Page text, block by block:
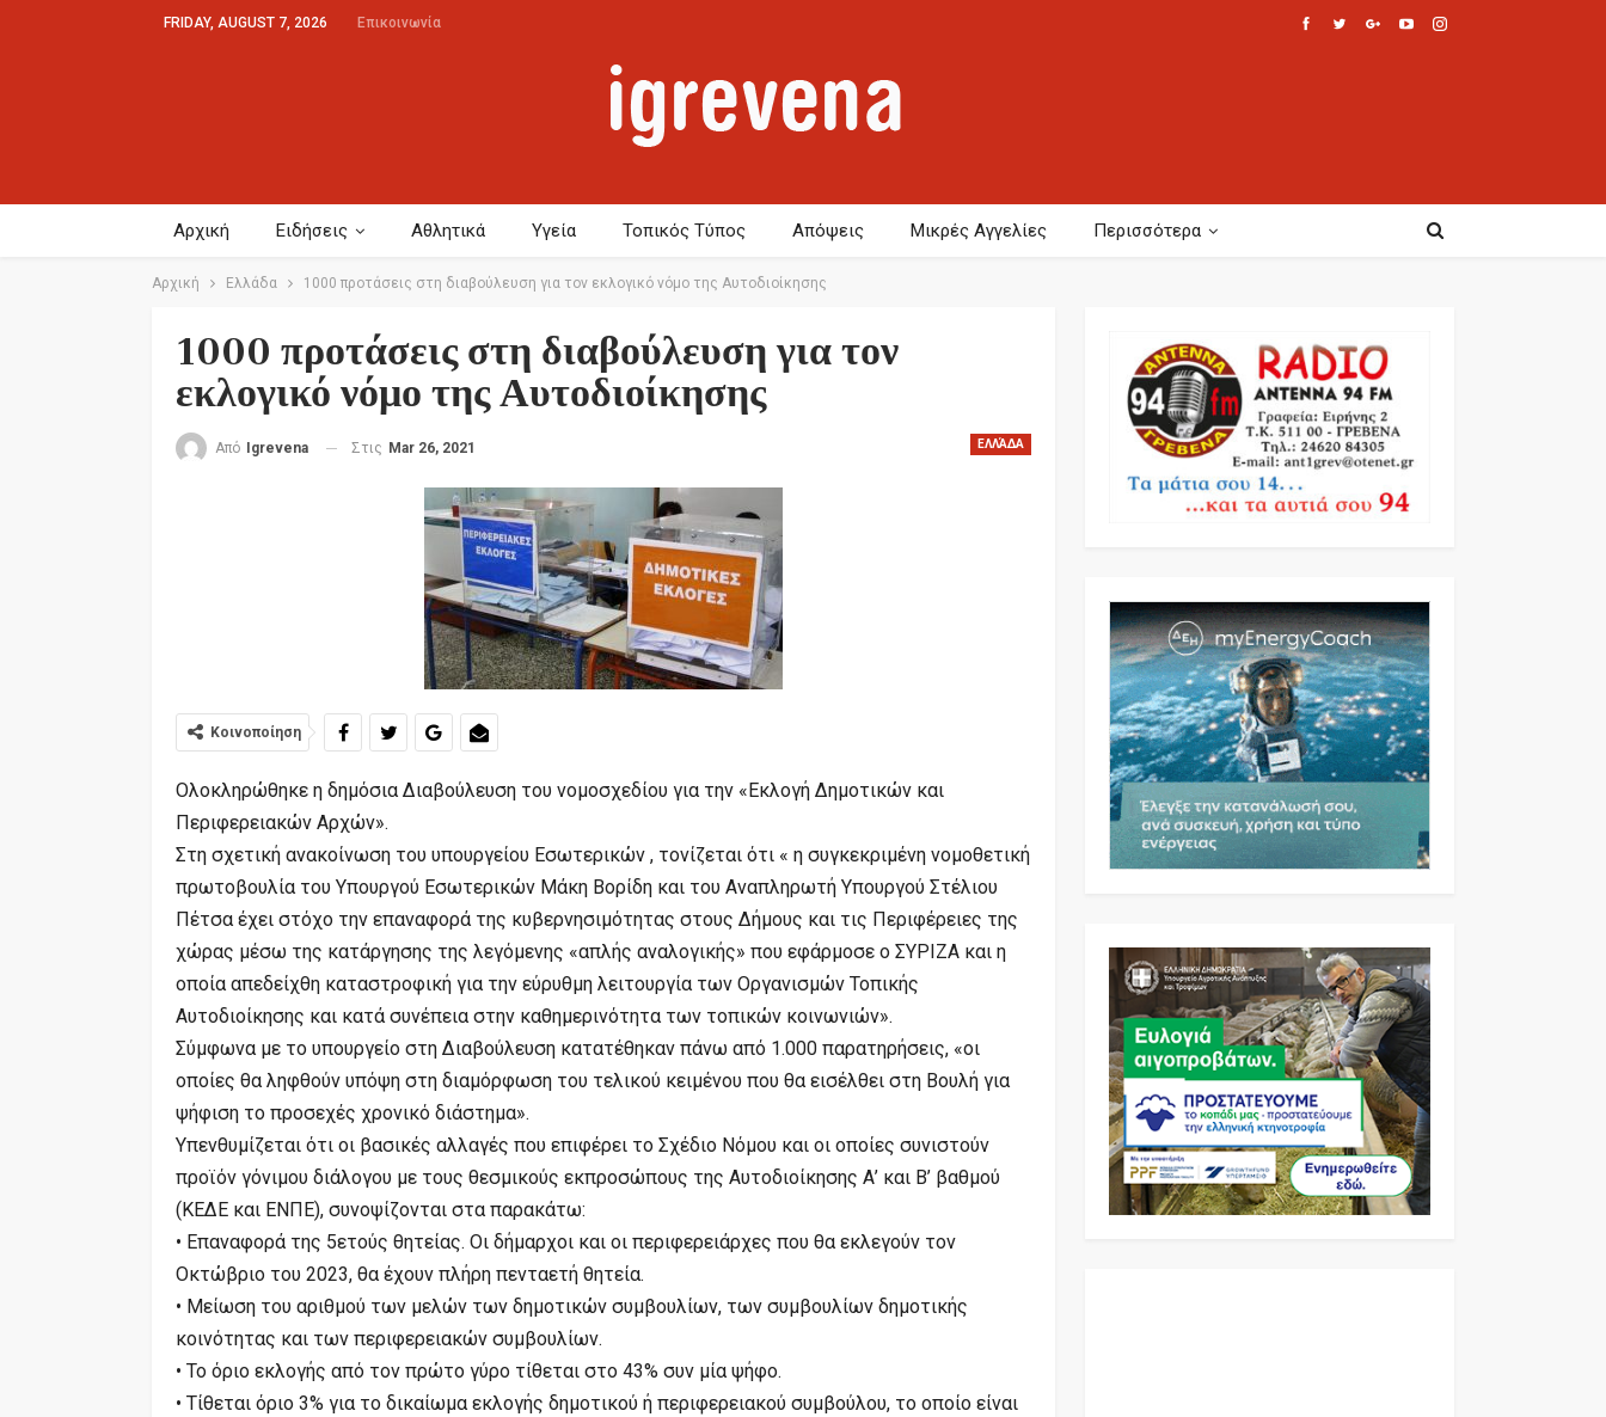
FRIDAY, AUGUST 7, 2026 Επικοινωνία
Αρχική Ειδήσεις Αθλητικά Υγεία Τοπικός Τύπος Απόψεις Μικρές Αγγελίες Περισσότερα
Αρχική Ελλάδα 1000 προτάσεις στη διαβούλευση για τον εκλογικό νόμο της Αυτοδιοίκησης
1000 προτάσεις στη διαβούλευση για τον
εκλογικό νόμο της Αυτοδιοίκησης
ΕΛΛΆΔΑ
Από Igrevena Στις Mar 26, 2021
Κοινοποίηση
Ολοκληρώθηκε η δημόσια Διαβούλευση του νομοσχεδίου για την «Εκλογή Δημοτικών και
Περιφερειακών Αρχών».
Στη σχετική ανακοίνωση του υπουργείου Εσωτερικών , τονίζεται ότι « η συγκεκριμένη νομοθετική
πρωτοβουλία του Υπουργού Εσωτερικών Μάκη Βορίδη και του Αναπληρωτή Υπουργού Στέλιου
Πέτσα έχει στόχο την επαναφορά της κυβερνησιμότητας στους Δήμους και τις Περιφέρειες της
χώρας μέσω της κατάργησης της λεγόμενης «απλής αναλογικής» που εφάρμοσε ο ΣΥΡΙΖΑ και η
οποία απεδείχθη καταστροφική για την εύρυθμη λειτουργία των Οργανισμών Τοπικής
Αυτοδιοίκησης και κατά συνέπεια στην καθημερινότητα των τοπικών κοινωνιών».
Σύμφωνα με το υπουργείο στη Διαβούλευση κατατέθηκαν πάνω από 1.000 παρατηρήσεις, «οι
οποίες θα ληφθούν υπόψη στη διαμόρφωση του τελικού κειμένου που θα εισέλθει στη Βουλή για
ψήφιση το προσεχές χρονικό διάστημα».
Υπενθυμίζεται ότι οι βασικές αλλαγές που επιφέρει το Σχέδιο Νόμου και οι οποίες συνιστούν
προϊόν γόνιμου διάλογου με τους θεσμικούς εκπροσώπους της Αυτοδιοίκησης Α’ και Β’ βαθμού
(ΚΕΔΕ και ΕΝΠΕ), συνοψίζονται στα παρακάτω:
• Επαναφορά της 5ετούς θητείας. Οι δήμαρχοι και οι περιφερειάρχες που θα εκλεγούν τον
Οκτώβριο του 2023, θα έχουν πλήρη πενταετή θητεία.
• Μείωση του αριθμού των μελών των δημοτικών συμβουλίων, των συμβουλίων δημοτικής
κοινότητας και των περιφερειακών συμβουλίων.
• Το όριο εκλογής από τον πρώτο γύρο τίθεται στο 43% συν μία ψήφο.
• Τίθεται όριο 3% για το δικαίωμα εκλογής δημοτικού ή περιφερειακού συμβούλου, το οποίο είναι